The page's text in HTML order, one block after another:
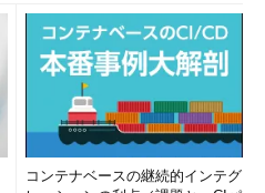
コンテナベースの継続的インテグ